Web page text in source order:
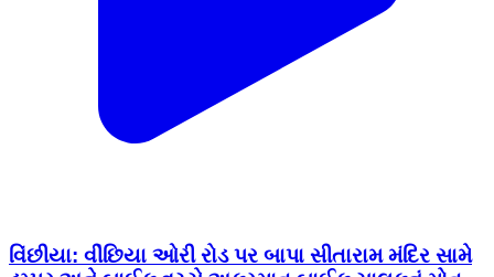
વિંછીયા: વીંછિયા ઓરી રોડ પર બાપા સીતારામ મંદિર સામે